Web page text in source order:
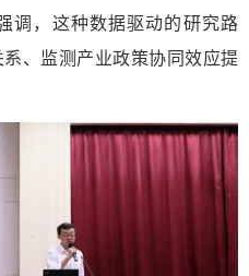
调，这种数据驱动的研究路
、监测产业政策协同效应提